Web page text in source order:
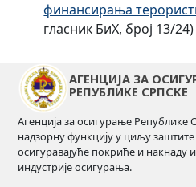
финансирања
гласник БиХ, број 13/24)
АГЕНЦИЈА ЗА
РЕПУБЛИКЕ СРПСКЕ
Агенција за осигурање Републике
надзорну функцију у циљу
осигуравајуће покриће и накнаду
индустрије осигурања.